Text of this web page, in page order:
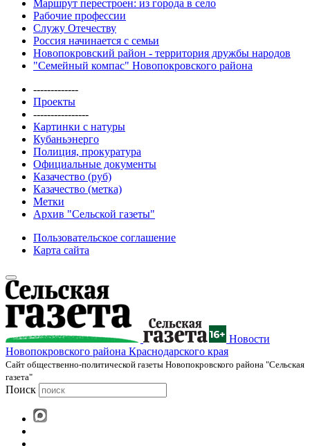
Маршрут перестроен: из города в село
Рабочие профессии
Служу Отечеству
Россия начинается с семьи
Новопокровский район - территория дружбы народов
"Семейный компас" Новопокровского района
-------------
Проекты
----------------
Картинки с натуры
Кубаньэнерго
Полиция, прокуратура
Официальные документы
Казачество (руб)
Казачество (метка)
Метки
Архив "Сельской газеты"
Пользовательское соглашение
Карта сайта
Новости
Новопокровского района Краснодарского края
Cайт общественно-политической газеты Новопокровского района "Сельская
газета"
Поиск